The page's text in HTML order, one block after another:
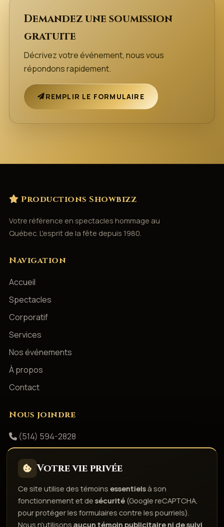
Demandez une soumission
gratuite
Décrivez votre événement, nous vous
répondons rapidement.
REMPLIR LE FORMULAIRE
Productions Showbizz
Votre référence en spectacles hommage au
Québec. L'esprit de la fête depuis 1980.
Navigation
Accueil
Spectacles
Corporatif
Services
Nos événements
À propos
Contact
Nous joindre
(514) 594-2828
Facebook
Politique de confidentialité Conditions d'utilisation
Droits d'auteur & responsabilitéPolitique de témoins
Votre vie privée
Ce site utilise des témoinsessentielsà son
fonctionnement et desécurité (Google reCAPTCHA,
pour protéger les formulaires contre les pourriels).
Nous n'utilisonsaucun témoin publicitaire ni de suivi